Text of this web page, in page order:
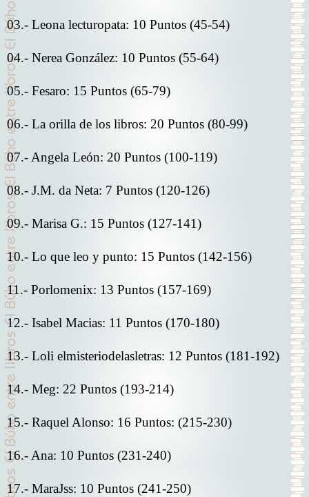
03.- Leona lecturopata: 10 Puntos (45-54)
04.- Nerea González: 10 Puntos (55-64)
05.- Fesaro: 15 Puntos (65-79)
06.- La orilla de los libros: 20 Puntos (80-99)
07.- Angela León: 20 Puntos (100-119)
08.- J.M. da Neta: 7 Puntos (120-126)
09.- Marisa G.: 15 Puntos (127-141)
10.- Lo que leo y punto: 15 Puntos (142-156)
11.- Porlomenix: 13 Puntos (157-169)
12.- Isabel Macias: 11 Puntos (170-180)
13.- Loli elmisteriodelasletras: 12 Puntos (181-192)
14.- Meg: 22 Puntos (193-214)
15.- Raquel Alonso: 16 Puntos: (215-230)
16.- Ana: 10 Puntos (231-240)
17.- MaraJss: 10 Puntos (241-250)